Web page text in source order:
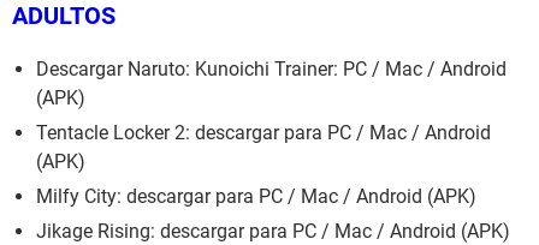
ADULTOS
Descargar Naruto: Kunoichi Trainer: PC / Mac / Android
(APK)
Tentacle Locker 2: descargar para PC / Mac / Android
(APK)
Milfy City: descargar para PC / Mac / Android (APK)
Jikage Rising: descargar para PC / Mac / Android (APK)